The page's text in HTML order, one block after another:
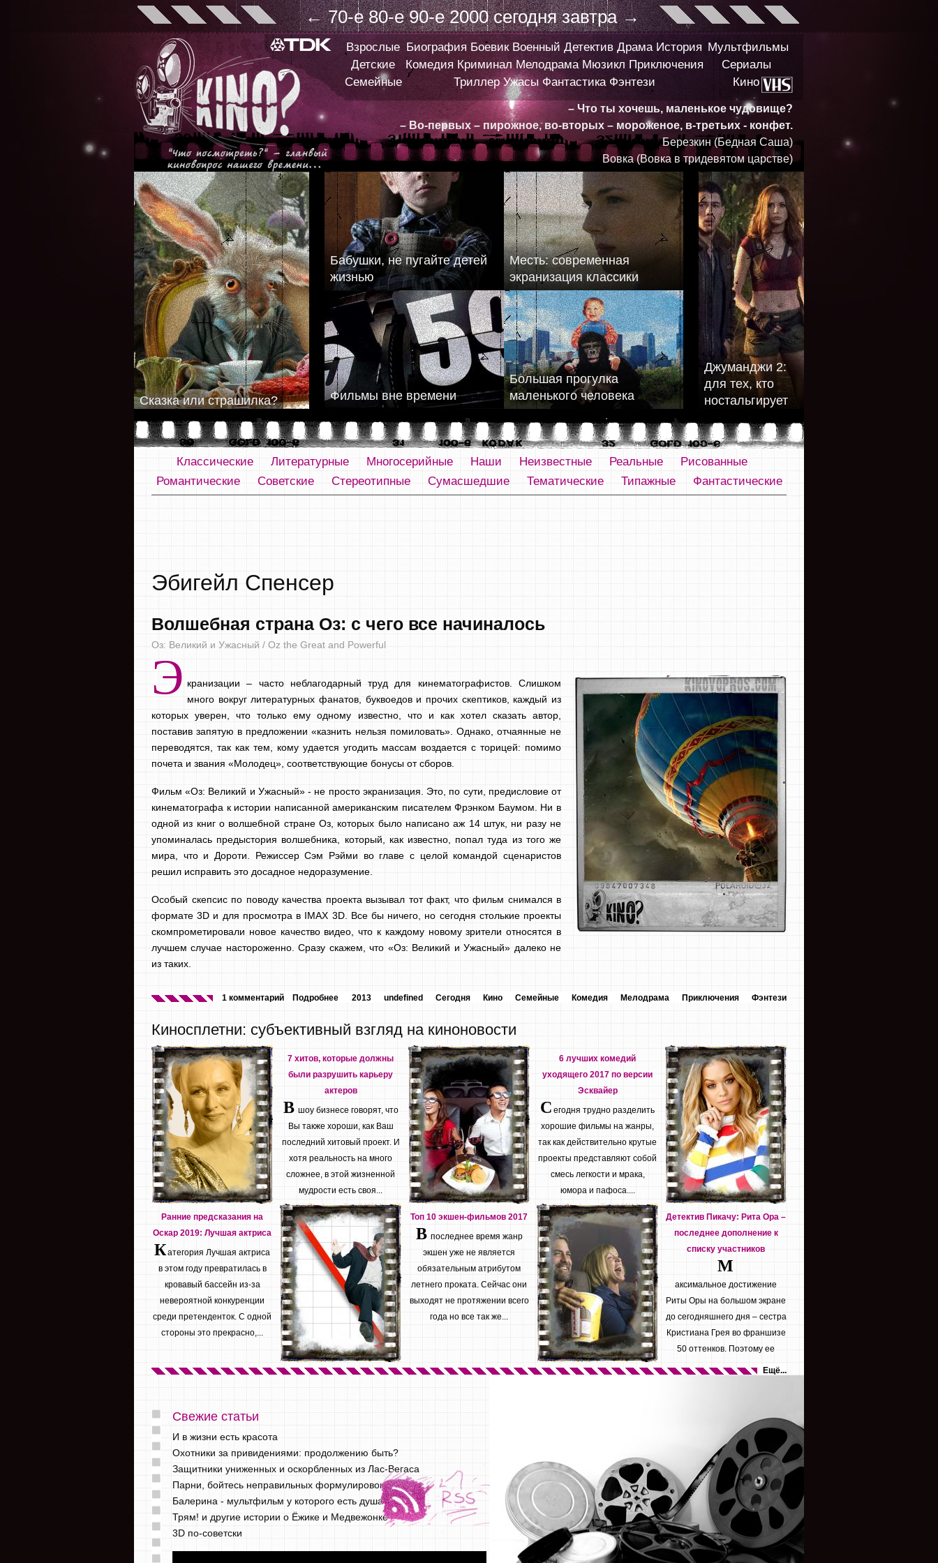
← 70-е 80-е 90-е 2000 сегодня завтра →
Взрослые
Детские
Семейные
Биография Боевик Военный Детектив Драма История
Комедия Криминал Мелодрама Мюзикл Приключения
Триллер Ужасы Фантастика Фэнтези
Мультфильмы
Сериалы
Кино
– Что ты хочешь, маленькое чудовище?
– Во-первых – пирожное, во-вторых – мороженое, в-третьих - конфет.
Березкин (Бедная Саша)
Вовка (Вовка в тридевятом царстве)
Сказка или страшилка?
Бабушки, не пугайте детей
жизнью
Месть: современная
экранизация классики
Фильмы вне времени
Большая прогулка
маленького человека
Джуманджи 2:
для тех, кто
ностальгирует
Классические Литературные Многосерийные Наши Неизвестные Реальные
Рисованные
Романтические
Советские Стереотипные Сумасшедшие Тематические Типажные Фантастические
Эбигейл Спенсер
Волшебная страна Оз: с чего все начиналось
Оз: Великий и Ужасный / Oz the Great and Powerful
Э кранизации – часто неблагодарный труд для кинематографистов. Слишком
много вокруг литературных фанатов, буквоедов и прочих скептиков, каждый из
которых уверен, что только ему одному известно, что и как хотел сказать автор,
поставив запятую в предложении «казнить нельзя помиловать». Однако, отчаянные не
переводятся, так как тем, кому удается угодить массам воздается с торицей: помимо
почета и звания «Молодец», соответствующие бонусы от сборов.
Фильм «Оз: Великий и Ужасный» - не просто экранизация. Это, по сути, предисловие от
кинематографа к истории написанной американским писателем Фрэнком Баумом. Ни в
одной из книг о волшебной стране Оз, которых было написано аж 14 штук, ни разу не
упоминалась предыстория волшебника, который, как известно, попал туда из того же
мира, что и Дороти. Режиссер Сэм Рэйми во главе с целой командой сценаристов
решил исправить это досадное недоразумение.
Особый скепсис по поводу качества проекта вызывал тот факт, что фильм снимался в
формате 3D и для просмотра в IMAX 3D. Все бы ничего, но сегодня столькие проекты
скомпрометировали новое качество видео, что к каждому новому зрители относятся в
лучшем случае настороженно. Сразу скажем, что «Оз: Великий и Ужасный» далеко не
из таких.
2013 undefined Сегодня Кино Семейные Комедия Мелодрама Приключения Фэнтези
1 комментарий Подробнее
Киносплетни: субъективный взгляд на киноновости
Ранние предсказания на
Оскар 2019: Лучшая актриса
Категория Лучшая актриса
в этом году превратилась в
кровавый бассейн из-за
невероятной конкуренции
среди претенденток. С одной
стороны это прекрасно,...
7 хитов, которые должны
были разрушить карьеру
актеров
В шоу бизнесе говорят, что
Вы также хороши, как Ваш
последний хитовый проект. И
хотя реальность на много
сложнее, в этой жизненной
мудрости есть своя...
Топ 10 экшен-фильмов 2017
В последнее время жанр
экшен уже не является
обязательным атрибутом
летнего проката. Сейчас они
выходят не протяжении всего
года но все так же...
6 лучших комедий
уходящего 2017 по версии
Эсквайер
С егодня трудно разделить
хорошие фильмы на жанры,
так как действительно крутые
проекты представляют собой
смесь легкости и мрака,
юмора и пафоса....
Детектив Пикачу: Рита Ора –
последнее дополнение к
списку участников
М
аксимальное достижение
Риты Оры на большом экране
до сегодняшнего дня – сестра
Кристиана Грея во франшизе
50 оттенков. Поэтому ее
Ещё...
Свежие статьи
И в жизни есть красота
Охотники за привидениями: продолжению быть?
Защитники униженных и оскорбленных из Лас-Вегаса
Парни, бойтесь неправильных формулировок
Балерина - мультфильм у которого есть душа
Трям! и другие истории о Ёжике и Медвежонке
3D по-советски